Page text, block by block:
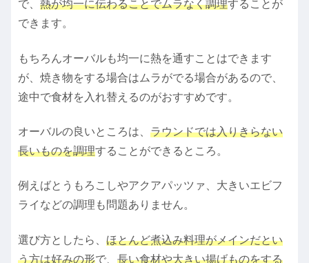
で、 熱が均一に伝わることでムラなく調理することが
できます。
もちろんオーバルも均一に熱を通すことはできます
が、焼き物をする場合はムラがでる場合があるので、
途中で食材を入れ替えるのがおすすめです。
オーバルの良いところは、 ラウンドでは入りきらない
長いものを調理することができるところ。
例えばとうもろこしやアクアパッツァ、大きいエビフ
ライなどの調理も問題ありません。
選び方としたら、 ほとんど煮込み料理がメインだとい
う方は好みの形で、 長い食材や大きい揚げものをする